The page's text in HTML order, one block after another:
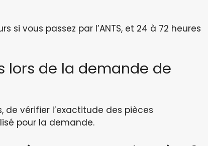
si vous passez par l’ANTS, et 24 à 72 heures
lors de la demande de
de vérifier l’exactitude des pièces
pour la demande.